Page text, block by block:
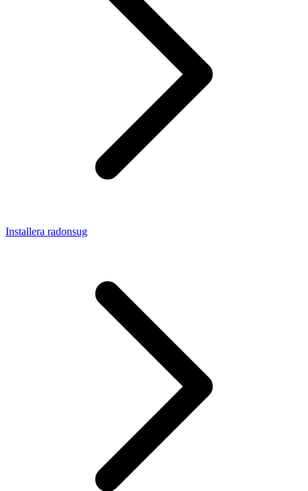
Installera radonsug